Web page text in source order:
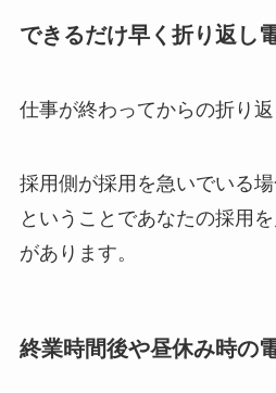
できるだけ早く折り返し
仕事が終わってからの折り返
採用側が採用を急いでいる場
ということであなたの採用
があります。
終業時間後や昼休み時の